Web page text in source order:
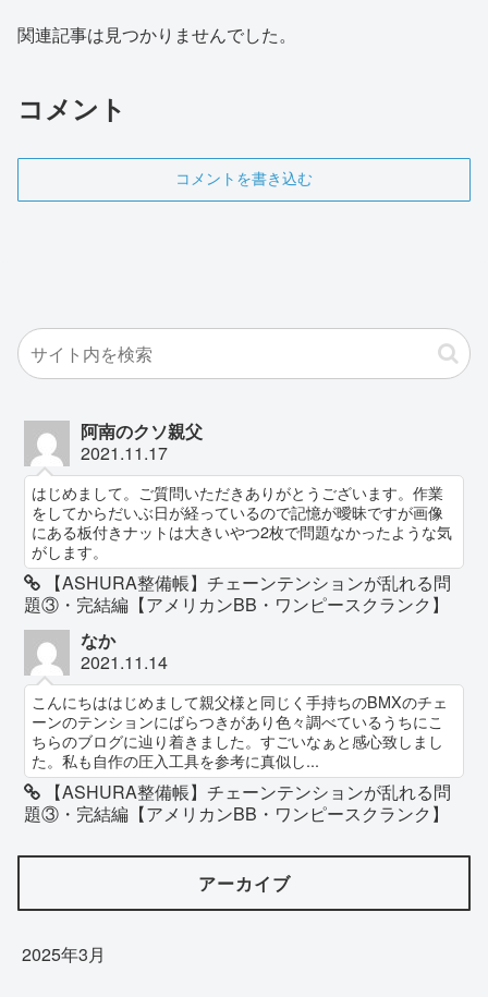
関連記事は見つかりませんでした。
コメント
コメントを書き込む
阿南のクソ親父
2021.11.17
はじめまして。ご質問いただきありがとうございます。作業
をしてからだいぶ日が経っているので記憶が曖昧ですが画像
にある板付きナットは大きいやつ2枚で問題なかったような気
がします。
【ASHURA整備帳】チェーンテンションが乱れる問
題③・完結編【アメリカンBB・ワンピースクランク】
なか
2021.11.14
こんにちははじめまして親父様と同じく手持ちのBMXのチェ
ーンのテンションにばらつきがあり色々調べているうちにこ
ちらのブログに辿り着きました。すごいなぁと感心致しまし
た。私も自作の圧入工具を参考に真似し...
【ASHURA整備帳】チェーンテンションが乱れる問
題③・完結編【アメリカンBB・ワンピースクランク】
アーカイブ
2025年3月